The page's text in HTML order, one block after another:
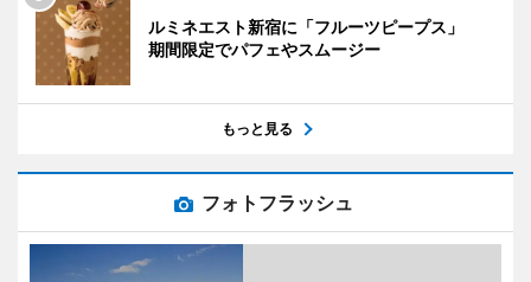
ルミネエスト新宿に「フルーツピープス」
期間限定でパフェやスムージー
もっと見る
フォトフラッシュ